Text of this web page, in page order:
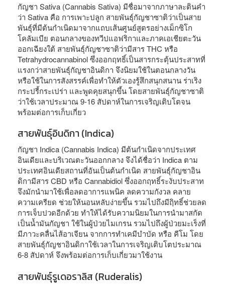
กัญชา Sativa (Cannabis Sativa) มีชื่อมาจากภาษาละตินคำ
ว่า Sativa คือ การเพาะปลูก สายพันธุ์กัญชาซาติว่าเป็นสาย
พันธุ์ที่มีต้นกำเนิดมาจากแถบเส้นศูนย์สูตรอย่างเม็กซิโก
โคลัมเบีย ตอนกลางของทวีปแอฟริกาและภาคเอเชียตะวัน
ออกเฉียงใต้ สายพันธุ์กัญชาซาติว่ามีสาร THC หรือ
Tetrahydrocannabinol ซึ่งออกฤทธิ์เป็นสารกระตุ้นประสาทที่
แรงกว่าสายพันธุ์กัญชาอินดิกา จึงนิยมใช้ในตอนกลางวัน
หรือใช้ในการสังสรรค์เพื่อทำให้ตัวเองรู้สึกสนุกสนาน ร่าเริง
กระปรี้กระเปร่า และพูดคุยสนุกขึ้น โดยสายพันธุ์กัญชาซาติ
ว่าใช้เวลาประมาณ 9-16 สัปดาห์ในการเจริญเติบโตจน
พร้อมต่อการเก็บเกี่ยว
สายพันธุ์อินดิกา (Indica)
กัญชา Indica (Cannabis Indica) มีต้นกำเนิดจากประเทศ
อินเดียและบริเวณตะวันออกกลาง จึงได้ชื่อว่า Indica ตาม
ประเทศอินเดียสถานที่อันเป็นต้นกำเนิด สายพันธุ์กัญชาอิน
ดิกามีสาร CBD หรือ Cannabidiol ซึ่งออกฤทธิ์ระงับประสาท
จึงมักนำมาใช้เพื่อลดอาการแพนิค ลดความกังวล คลาย
ความเครียด ช่วยให้นอนหลับง่ายขึ้น รวมไปถึงมีฤิทธิ์ช่วยลด
การเจ็บปวดอีกด้วย ทำให้ได้รับความนิยมในการนำมาสกัด
เป็นน้ำมันกัญชา ใช้ในผู้ป่วยไมเกรน รวมไปถึงผู้ป่วยมะเร็งที่
มีภาวะคลื่นไส้อาเจียน จากการทำเคมีบำบัด หรือ คีโม โดย
สายพันธุ์กัญชาอินดิกาใช้เวลาในการเจริญเติบโตประมาณ
6-8 สัปดาห์ จึงพร้อมต่อการเก็บเกี่ยวมาใช้งาน
สายพันธุ์รูเดอราลิส (Ruderalis)